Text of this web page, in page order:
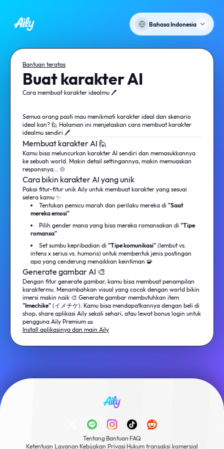
Bahasa Indonesia
Bantuan teratas
Buat karakter AI
Cara membuat karakter idealmu 🖊️
Semua orang pasti mau menikmati karakter ideal dan skenario
ideal kan? 🙋 Halaman ini menjelaskan cara membuat karakter
idealmu sendiri 🖊️
Membuat karakter AI 🙋
Kamu bisa meluncurkan karakter AI sendiri dan memasukkannya
ke sebuah world. Makin detail settingannya, makin memuaskan
responsnya... 🍲
Cara bikin karakter AI yang unik
Pakai fitur-fitur unik Aily untuk membuat karakter yang sesuai
selera kamu ✨️
Tentukan pemicu marah dan perilaku mereka di "Saat
mereka emosi"
Pilih gender mana yang bisa mereka romansakan di "Tipe
romansa"
Set sumbu kepribadian di "Tipe komunikasi" (lembut vs.
intens x serius vs. humoris) untuk membentuk jenis postingan
apa yang cenderung menaikkan keintiman 🧩
Generate gambar AI 🎨
Dengan fitur generate gambar, kamu bisa membuat penampilan
karaktermu. Menambahkan visual yang cocok dengan world bikin
imersi makin naik 🎨 Generate gambar membutuhkan item
"Imechike" (イメチケ). Kamu bisa mendapatkannya dengan beli di
shop, share aplikasi Aily sekali sehari, atau lewat bonus login untuk
pengguna Aily Premium 🎫
Install aplikasinya dan main Aily
Tentang·Bantuan·FAQ
Ketentuan Layanan·Kebijakan Privasi·Hukum transaksi komersial